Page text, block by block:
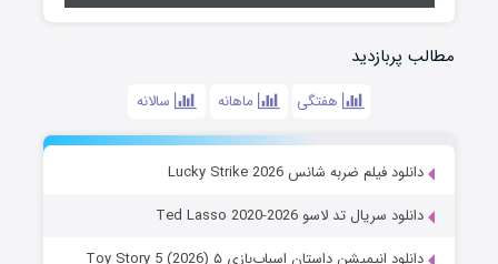
مطالب پربازدید
هفتگی ماهانه سالانه
دانلود فیلم ضربه شانس Lucky Strike 2026
دانلود سریال تد لاسو Ted Lasso 2020-2026
دانلود انیمیشن داستان اسباب‌بازی ۵ Toy Story 5 (2026)